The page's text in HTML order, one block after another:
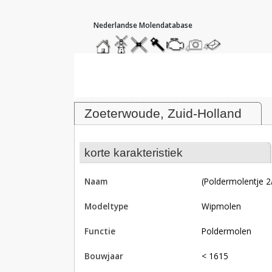
hoofdmenu
homemolendatabase
roedendatabase
assendatabase
motorendatabase
stuur
een
stuur
een
Zoeterwoude, Zuid-Holland
korte karakteristiek
naam (poldermolentje
modeltype Wipmolen
functie poldermolen
bouwjaar < 1615